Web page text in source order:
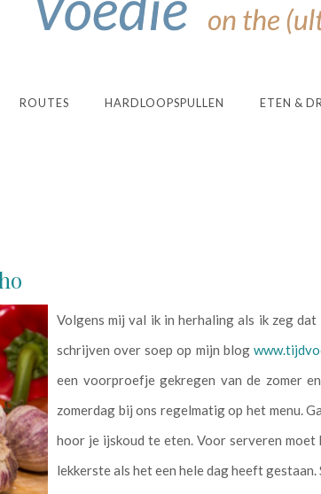
ROUTES HARDLOOPSPULLEN ETEN &
Volgens mij val ik in herhaling als ik zeg
schrijven over soep op mijn blog
een voorproefje gekregen van de zomer
zomerdag bij ons regelmatig op het menu.
hoor je ijskoud te eten. Voor serveren
lekkerste als het een hele dag heeft